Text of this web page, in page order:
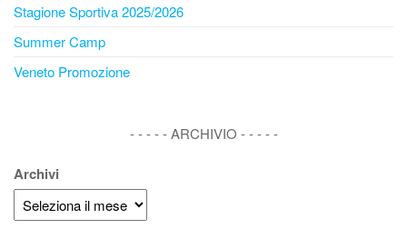
Stagione Sportiva 2025/2026
Summer Camp
Veneto Promozione
- - - - - ARCHIVIO - - - - -
Archivi